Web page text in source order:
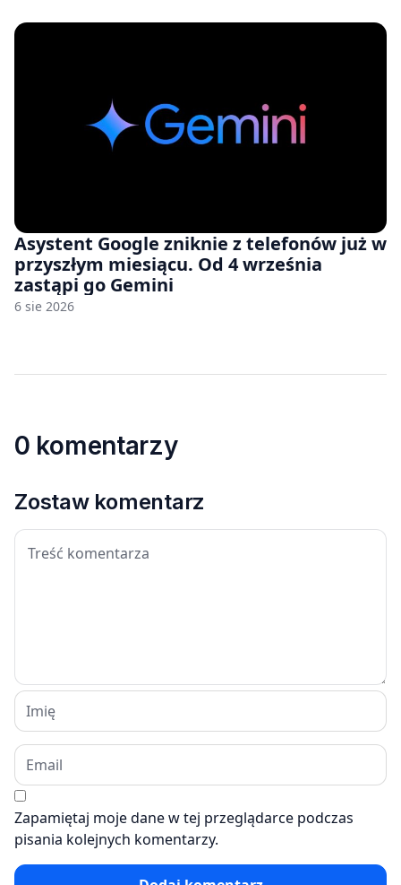
Asystent Google zniknie z telefonów już w
przyszłym miesiącu. Od 4 września
zastąpi go Gemini
6 sie 2026
0 komentarzy
Zostaw komentarz
Zapamiętaj moje dane w tej przeglądarce podczas
pisania kolejnych komentarzy.